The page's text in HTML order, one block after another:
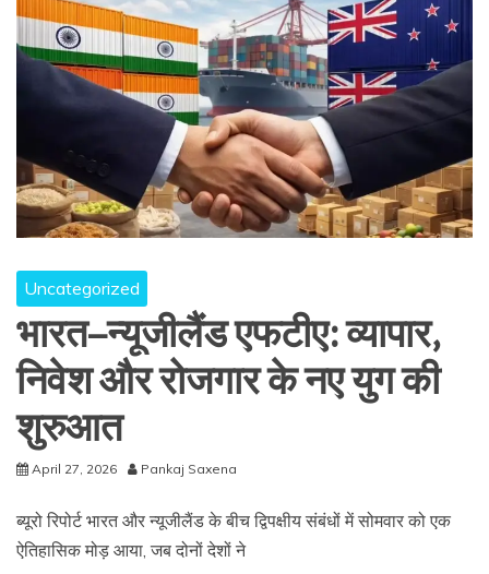
Uncategorized
भारत–न्यूजीलैंड एफटीए: व्यापार,
निवेश और रोजगार के नए युग की
शुरुआत
April 27, 2026 Pankaj Saxena
ब्यूरो रिपोर्ट भारत और न्यूजीलैंड के बीच द्विपक्षीय संबंधों में सोमवार को एक
ऐतिहासिक मोड़ आया, जब दोनों देशों ने